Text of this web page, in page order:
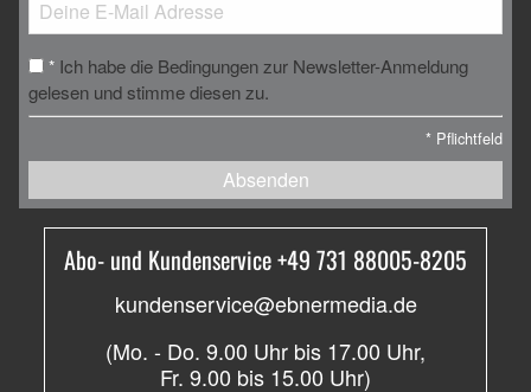
* Ich habe die Bedingungen zur Newsletter-Anmeldung
gelesen und stimme diesen zu.
* Pflichtfeld
Absenden
Abo- und Kundenservice +49 731 88005-8205
kundenservice@ebnermedia.de
(Mo. - Do. 9.00 Uhr bis 17.00 Uhr,
Fr. 9.00 bis 15.00 Uhr)